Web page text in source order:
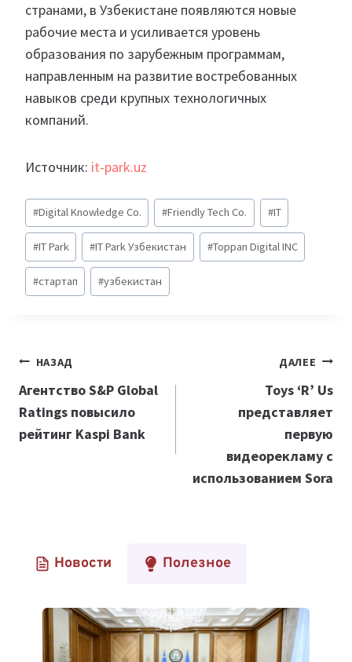
странами, в Узбекистане появляются новые
рабочие места и усиливается уровень
образования по зарубежным программам,
направленным на развитие востребованных
навыков среди крупных технологичных
компаний.
Источник: it-park.uz
Метки
записи:
#Digital Knowledge Co. #Friendly Tech Co. #IT
#IT Park #IT Park Узбекистан #Toppan Digital INC
#стартап #узбекистан
Навигация
по
записям
НАЗАД
Агентство S&P Global
Ratings повысило
рейтинг Kaspi Вank
ДАЛЕЕ
Toys ‘R’ Us
представляет
первую
видеорекламу с
использованием Sora
Новости Полезное